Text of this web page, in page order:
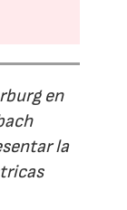
en
la